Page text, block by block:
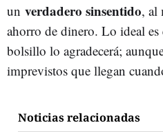
un verdadero sinsentido, al
ahorro de dinero. Lo ideal es
bolsillo lo agradecerá;
imprevistos que llegan
Noticias relacionadas